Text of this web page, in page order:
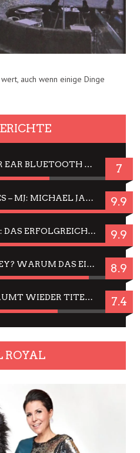
auch wenn einige Dinge
JBL TUNE 720BT: OVER EAR BLUETOOTH KOPFHÖRER UM DIE 50,-€ IM DAUER-TEST 7
WEGEN DES ERFOLGES – MJ: MICHAEL JACKSON MUSICAL IN EINER MATINEE SEHEN 9.9
JELLYFISH HAMBURG: DAS ERFOLGREICHE SOMMER-MENÜ 2025 IN GEFÜHLEN UND BILDERN 9.9
CÉSAR FÜR JIM CARREY? WARUM DAS EINER DER NERVIGSTEN ACTORS IST UND BLEIBT 8.9
JING JING: IN-THAI RÄUMT WIEDER TITEL AB – EIN ZWEI-STUNDEN-ERLEBNISBERICHT 7.4
ROYAL